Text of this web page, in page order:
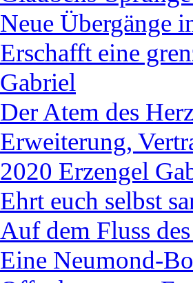
Neue Übergänge
Erschafft eine
Gabriel
Der Atem des
Erweiterung,
2020 Erzengel
Ehrt euch selbst
Auf dem Fluss
Eine Neumond-